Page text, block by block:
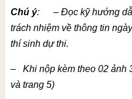
Chú ý: – Đọc kỹ hướng
trách nhiệm về thông tin
thí sinh dự thi.
– Khi nộp kèm theo 02 ảnh
và trang 5)